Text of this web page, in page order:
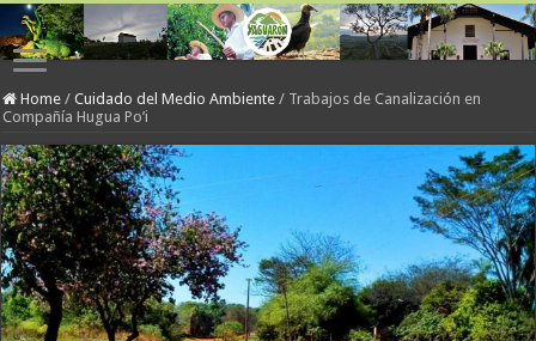
Home / Cuidado del Medio Ambiente / Trabajos de Canalización en
Compañía Hugua Po’i